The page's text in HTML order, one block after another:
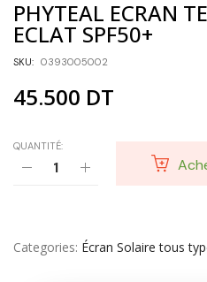
PHYTEAL ECRAN
ECLAT SPF50+
SKU: 0393005002
45.500 DT
QUANTITÉ:
Categories Écran Solaire tous